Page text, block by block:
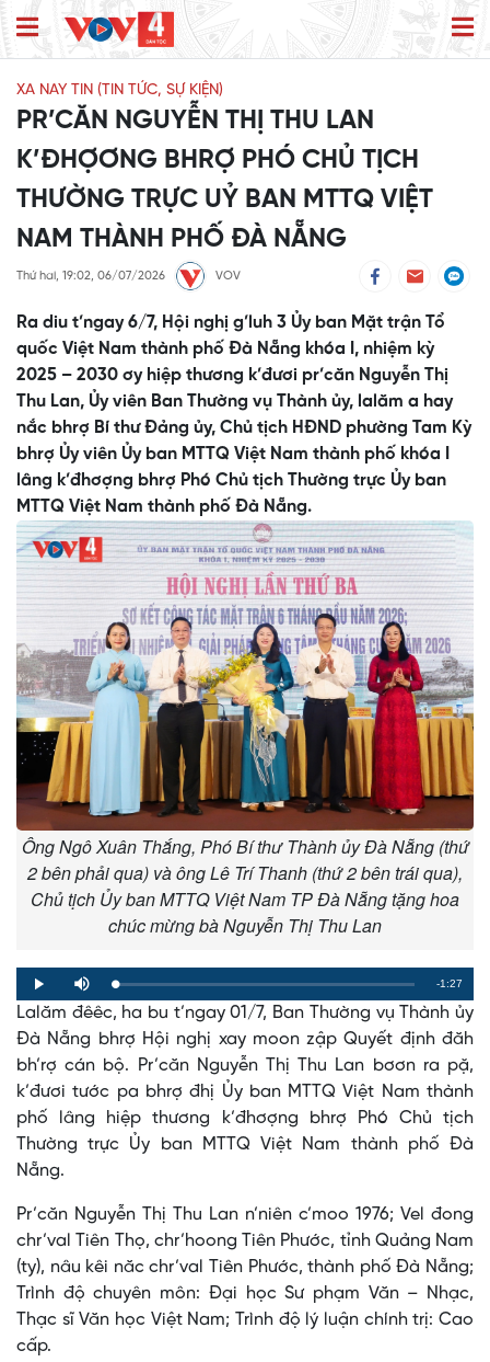
XA NAY TIN (TIN TỨC, SỰ KIỆN)
PR’CĂN NGUYỄN THỊ THU LAN
K’ĐHỢƠNG BHRỢ PHÓ CHỦ TỊCH
THƯỜNG TRỰC UỶ BAN MTTQ VIỆT
NAM THÀNH PHỐ ĐÀ NẴNG
Thứ hai, 19:02, 06/07/2026 VOV
Ra diu t’ngay 6/7, Hội nghị g’luh 3 Ủy ban Mặt trận Tổ
quốc Việt Nam thành phố Đà Nẵng khóa I, nhiệm kỳ
2025 – 2030 ơy hiệp thương k’đươi pr’căn Nguyễn Thị
Thu Lan, Ủy viên Ban Thường vụ Thành ủy, lalăm a hay
nắc bhrợ Bí thư Đảng ủy, Chủ tịch HĐND phường Tam Kỳ
bhrợ Ủy viên Ủy ban MTTQ Việt Nam thành phố khóa I
lâng k’đhơợng bhrợ Phó Chủ tịch Thường trực Ủy ban
MTTQ Việt Nam thành phố Đà Nẵng.
Ông Ngô Xuân Thắng, Phó Bí thư Thành ủy Đà Nẵng (thứ
2 bên phải qua) và ông Lê Trí Thanh (thứ 2 bên trái qua),
Chủ tịch Ủy ban MTTQ Việt Nam TP Đà Nẵng tặng hoa
chúc mừng bà Nguyễn Thị Thu Lan
Play Mute Loaded:
0%
Progress:
0%
Remaining
Time
-1:27
Lalăm đêêc, ha bu t’ngay 01/7, Ban Thường vụ Thành ủy
Đà Nẵng bhrợ Hội nghị xay moon zập Quyết định đăh
bh’rợ cán bộ. Pr’căn Nguyễn Thị Thu Lan bơơn ra pặ,
k’đươi tước pa bhrợ đhị Ủy ban MTTQ Việt Nam thành
phố lâng hiệp thương k’đhơợng bhrợ Phó Chủ tịch
Thường trực Ủy ban MTTQ Việt Nam thành phố Đà
Nẵng.
Pr’căn Nguyễn Thị Thu Lan n’niên c’moo 1976; Vel đong
chr’val Tiên Thọ, chr’hoong Tiên Phước, tỉnh Quảng Nam
(ty), nâu kêi năc chr’val Tiên Phước, thành phố Đà Nẵng;
Trình độ chuyên môn: Đại học Sư phạm Văn – Nhạc,
Thạc sĩ Văn học Việt Nam; Trình độ lý luận chính trị: Cao
cấp.